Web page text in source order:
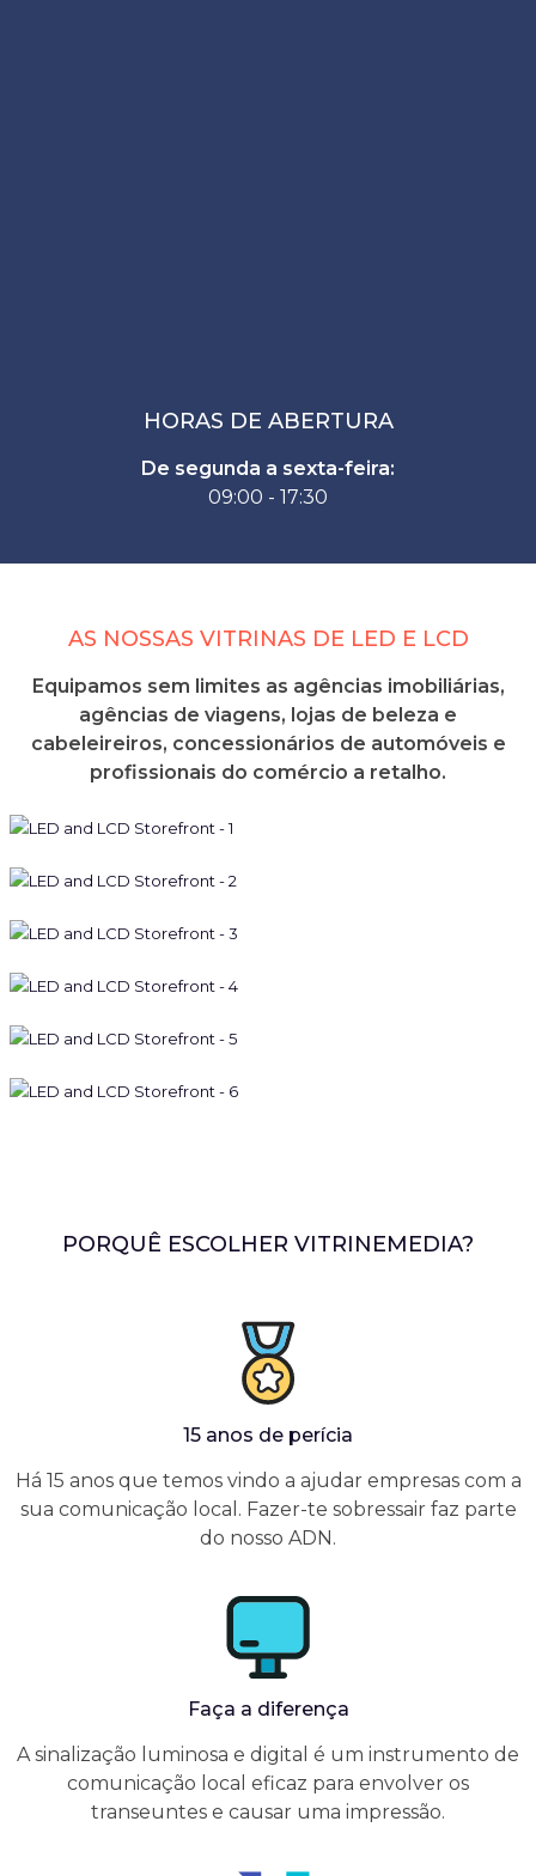
HORAS DE ABERTURA
De segunda a sexta-feira:
09:00 - 17:30
AS NOSSAS VITRINAS DE LED E LCD
Equipamos sem limites as agências imobiliárias,
agências de viagens, lojas de beleza e
cabeleireiros, concessionários de automóveis e
profissionais do comércio a retalho.
PORQUÊ ESCOLHER VITRINEMEDIA?
15 anos de perícia
Há 15 anos que temos vindo a ajudar empresas com a
sua comunicação local. Fazer-te sobressair faz parte
do nosso ADN.
Faça a diferença
A sinalização luminosa e digital é um instrumento de
comunicação local eficaz para envolver os
transeuntes e causar uma impressão.